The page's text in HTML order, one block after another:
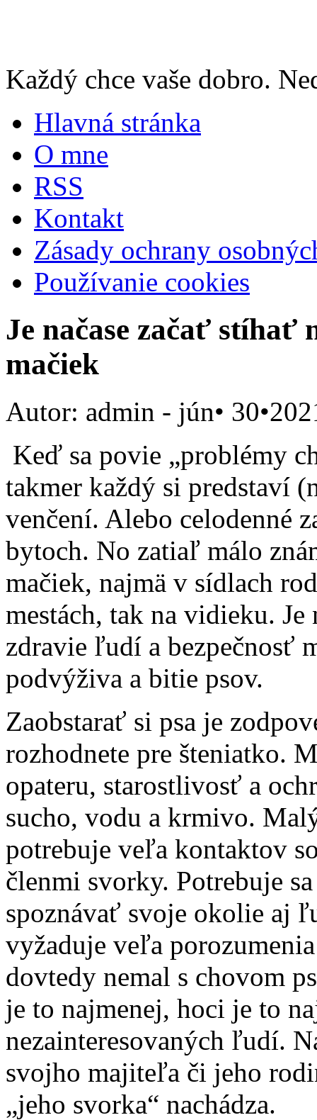
Každý chce vaše dobro.
Hlavná stránka
O mne
RSS
Kontakt
Zásady ochrany
Používanie cookies
Je načase začať stíhať
mačiek
Autor: admin - jún•
Keď sa povie „problémy
takmer každý si predstaví
venčení. Alebo celodenné
bytoch. No zatiaľ málo
mačiek, najmä v sídlach
mestách, tak na vidieku.
zdravie ľudí a bezpečnosť
podvýživa a bitie psov.
Zaobstarať si psa je
rozhodnete pre šteniatko.
opateru, starostlivosť a
sucho, vodu a krmivo.
potrebuje veľa kontaktov
členmi svorky. Potrebuje
spoznávať svoje okolie aj
vyžaduje veľa
dovtedy nemal s chovom
je to najmenej, hoci je to
nezainteresovaných ľudí.
svojho majiteľa či jeho
„jeho svorka“ nachádza.